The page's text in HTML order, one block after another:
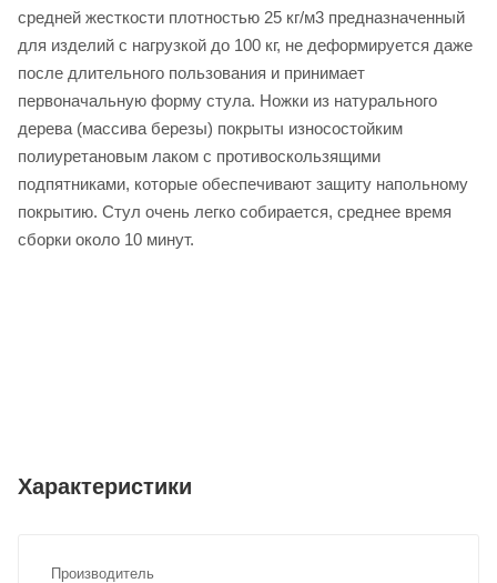
средней жесткости плотностью 25 кг/м3 предназначенный
для изделий с нагрузкой до 100 кг, не деформируется даже
после длительного пользования и принимает
первоначальную форму стула. Ножки из натурального
дерева (массива березы) покрыты износостойким
полиуретановым лаком с противоскользящими
подпятниками, которые обеспечивают защиту напольному
покрытию. Стул очень легко собирается, среднее время
сборки около 10 минут.
Характеристики
Производитель